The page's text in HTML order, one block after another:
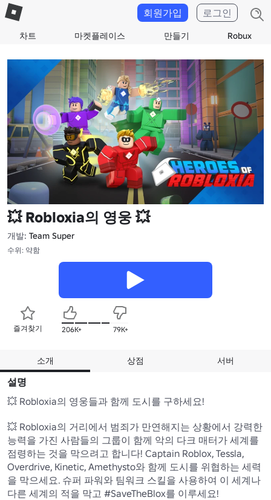
차트 마켓플레이스 만들기 Robux
회원가입 로그인
💥 Robloxia의 영웅 💥
개발: Team Super
수위: 약함
즐겨찾기 206K+ 79K+
소개 상점 서버
설명
💥 Robloxia의 영웅들과 함께 도시를 구하세요!
💥 Robloxia의 거리에서 범죄가 만연해지는 상황에서 강력한
능력을 가진 사람들의 그룹이 함께 악의 다크 매터가 세계를
점령하는 것을 막으려고 합니다! Captain Roblox, Tessla,
Overdrive, Kinetic, Amethysto와 함께 도시를 위협하는 세력
을 막으세요. 슈퍼 파워와 팀워크 스킬을 사용하여 이 세계나
다른 세계의 적을 막고 #SaveTheBlox를 이루세요!